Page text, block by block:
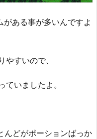
ある事が多いんですよ
すいので、
ていましたよ。
んどがポーションばっか